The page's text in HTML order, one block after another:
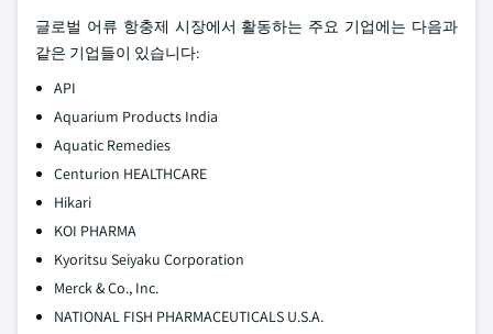
글로벌 어류 항충제 시장에서 활동하는 주요 기업에는 다음과
같은 기업들이 있습니다:
API
Aquarium Products India
Aquatic Remedies
Centurion HEALTHCARE
Hikari
KOI PHARMA
Kyoritsu Seiyaku Corporation
Merck & Co., Inc.
NATIONAL FISH PHARMACEUTICALS U.S.A.